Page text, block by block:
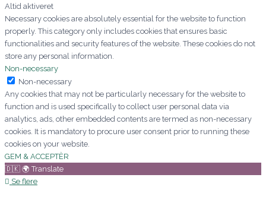
Altid aktiveret
Necessary cookies are absolutely essential for the website to function
properly. This category only includes cookies that ensures basic
functionalities and security features of the website. These cookies do not
store any personal information.
Non-necessary
Non-necessary
Any cookies that may not be particularly necessary for the website to
function and is used specifically to collect user personal data via
analytics, ads, other embedded contents are termed as non-necessary
cookies. It is mandatory to procure user consent prior to running these
cookies on your website.
GEM & ACCEPTÈR
🇩🇰 🌍 Translate
Se flere